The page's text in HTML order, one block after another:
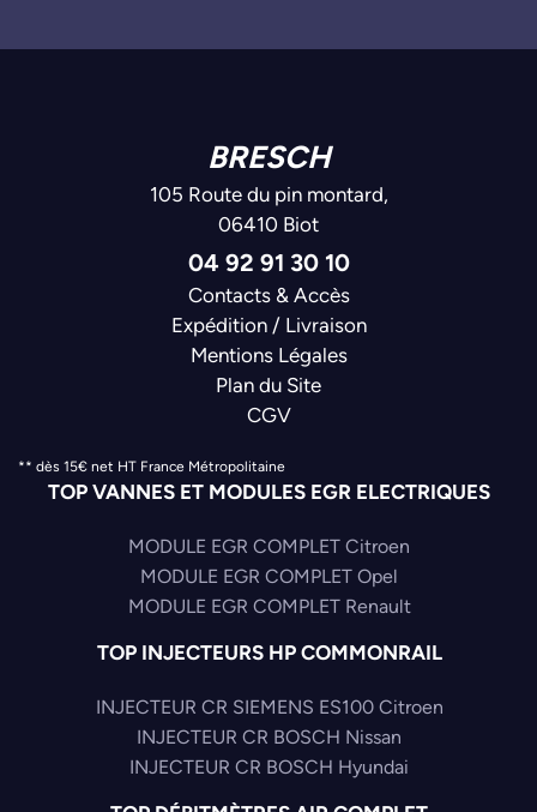
BRESCH
105 Route du pin montard,
06410 Biot
04 92 91 30 10
Contacts & Accès
Expédition / Livraison
Mentions Légales
Plan du Site
CGV
** dès 15€ net HT France Métropolitaine
TOP VANNES ET MODULES EGR ELECTRIQUES
MODULE EGR COMPLET Citroen
MODULE EGR COMPLET Opel
MODULE EGR COMPLET Renault
TOP INJECTEURS HP COMMONRAIL
INJECTEUR CR SIEMENS ES100 Citroen
INJECTEUR CR BOSCH Nissan
INJECTEUR CR BOSCH Hyundai